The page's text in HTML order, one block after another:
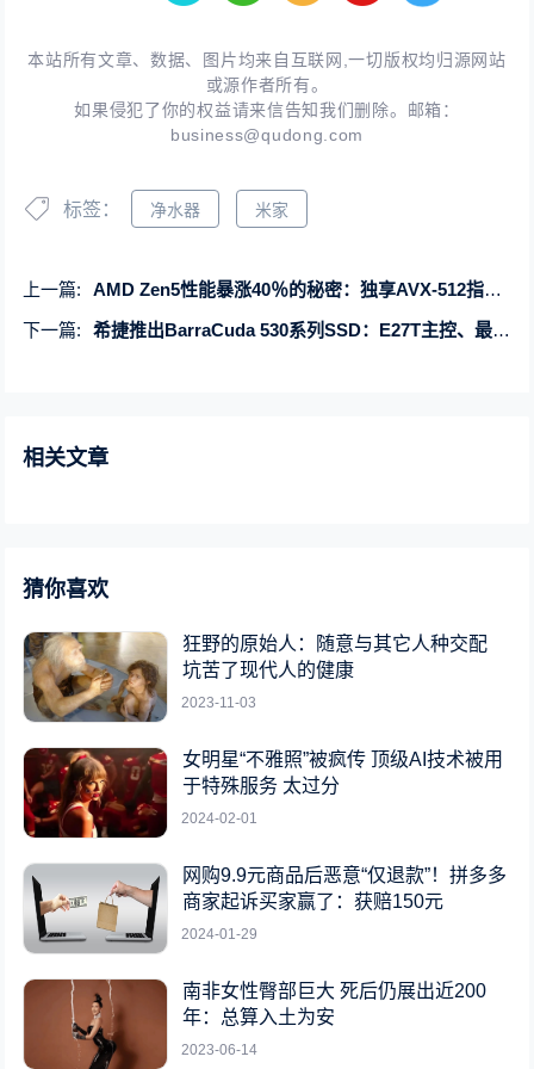
本站所有文章、数据、图片均来自互联网,一切版权均归源网站
或源作者所有。
如果侵犯了你的权益请来信告知我们删除。邮箱：
business@qudong.com
标签： 净水器 米家
上一篇:
AMD Zen5性能暴涨40％的秘密：独享AVX-512指令集大升级
下一篇:
希捷推出BarraCuda 530系列SSD：E27T主控、最大可选2TB
相关文章
猜你喜欢
狂野的原始人：随意与其它人种交配
坑苦了现代人的健康
2023-11-03
女明星“不雅照”被疯传 顶级AI技术被用
于特殊服务 太过分
2024-02-01
网购9.9元商品后恶意“仅退款”！拼多多
商家起诉买家赢了：获赔150元
2024-01-29
南非女性臀部巨大 死后仍展出近200
年：总算入土为安
2023-06-14